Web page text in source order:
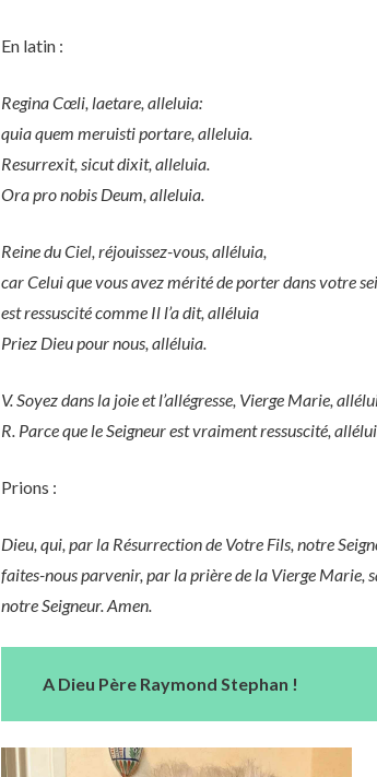
En latin :
Regina Cœli, laetare, alleluia:
quia quem meruisti portare, alleluia.
Resurrexit, sicut dixit, alleluia.
Ora pro nobis Deum, alleluia.
Reine du Ciel, réjouissez-vous, alléluia,
car Celui que vous avez mérité de porter dans votre
est ressuscité comme Il l’a dit, alléluia
Priez Dieu pour nous, alléluia.
V. Soyez dans la joie et l’allégresse, Vierge Marie,
R. Parce que le Seigneur est vraiment ressuscité,
Prions :
Dieu, qui, par la Résurrection de Votre Fils, notre
faites-nous parvenir, par la prière de la Vierge Marie,
notre Seigneur. Amen.
A Dieu Père Raymond Stephan !